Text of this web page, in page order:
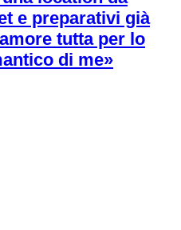
e preparativi già
tutta per lo
di me»